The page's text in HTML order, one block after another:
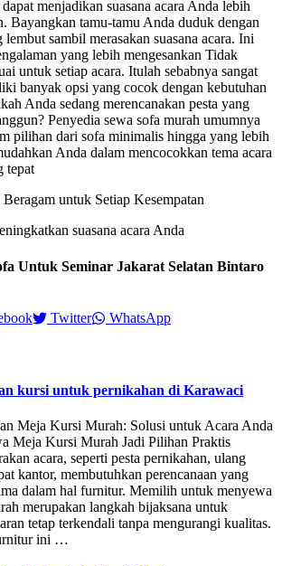
menjadikan suasana acara Anda lebih
Bayangkan tamu-tamu Anda duduk dengan
sambil merasakan suasana acara. Ini
yang lebih mengesankan Tidak
untuk setiap acara. Itulah sebabnya sangat
banyak opsi yang cocok dengan kebutuhan
Anda sedang merencanakan pesta yang
Penyedia sewa sofa murah umumnya
pilihan dari sofa minimalis hingga yang lebih
Anda dalam mencocokkan tema acara
tepat
untuk Setiap Kesempatan
suasana acara Anda
Untuk Seminar Jakarat Selatan Bintaro
Twitter WhatsApp
kursi untuk pernikahan di Karawaci
Meja Kursi Murah: Solusi untuk Acara Anda
Meja Kursi Murah Jadi Pilihan Praktis
acara, seperti pesta pernikahan, ulang
kantor, membutuhkan perencanaan yang
dalam hal furnitur. Memilih untuk menyewa
merupakan langkah bijaksana untuk
tetap terkendali tanpa mengurangi kualitas.
ini …